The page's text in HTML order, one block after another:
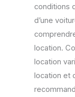
conditions
d’une
location.
location
location et